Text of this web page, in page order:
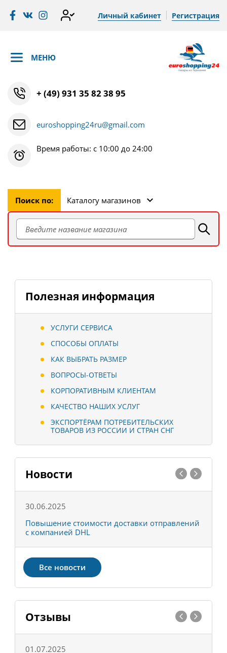
Личный кабинет Регистрация
МЕНЮ
+ (49) 931 35 82 38 95
euroshopping24ru@gmail.com
Время работы: с 10:00 до 24:00
Поиск по: Каталогу магазинов
Полезная информация
УСЛУГИ СЕРВИСА
СПОСОБЫ ОПЛАТЫ
КАК ВЫБРАТЬ РАЗМЕР
ВОПРОСЫ-ОТВЕТЫ
КОРПОРАТИВНЫМ КЛИЕНТАМ
КАЧЕСТВО НАШИХ УСЛУГ
ЭКСПОРТЁРАМ ПОТРЕБИТЕЛЬСКИХ
ТОВАРОВ ИЗ РОССИИ И СТРАН СНГ
Новости
30.06.2025
Повышение стоимости доставки отправлений
с компанией DHL
Все новости
Отзывы
01.07.2025